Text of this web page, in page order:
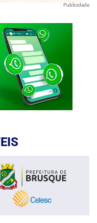
Publicidade